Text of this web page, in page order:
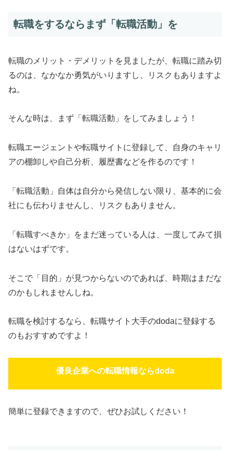
転職をするならまず「転職活動」を
転職のメリット・デメリットを見ましたが、転職に踏み切
るのは、なかなか勇気がいりますし、リスクもありますよ
ね。
そんな時は、まず「転職活動」をしてみましょう！
転職エージェントや転職サイトに登録して、自身のキャリ
アの棚卸しや自己分析、履歴書などを作るのです！
「転職活動」自体は自分から発信しない限り、基本的に会
社にも伝わりませんし、リスクもありません。
「転職すべきか」をまだ迷っている人は、一度してみて損
はないはずです。
そこで「目的」が見つからないのであれば、時期はまだな
のかもしれませんしね。
転職を検討するなら、転職サイト大手のdodaに登録する
のもおすすめですよ！
優良企業への転職情報ならdoda
簡単に登録できますので、ぜひお試しください！